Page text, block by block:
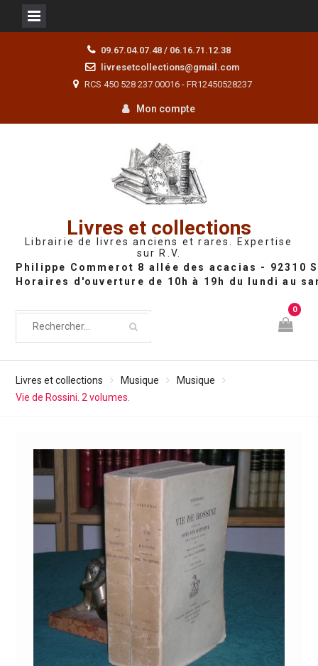
09.67.04.07.48 / 06.16.71.12.38
livresetcollections@gmail.com
RCS 450 528 237 00016 - FR12450528237
Mon compte
Livres et collections
Librairie de livres anciens et rares. Expertise
sur R.V.
0
Livres et collections Musique
Musique
Vie de Rossini. 2 volumes.